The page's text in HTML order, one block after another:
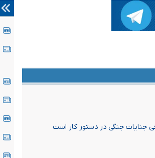
جنایات جنگی در دستور کار است